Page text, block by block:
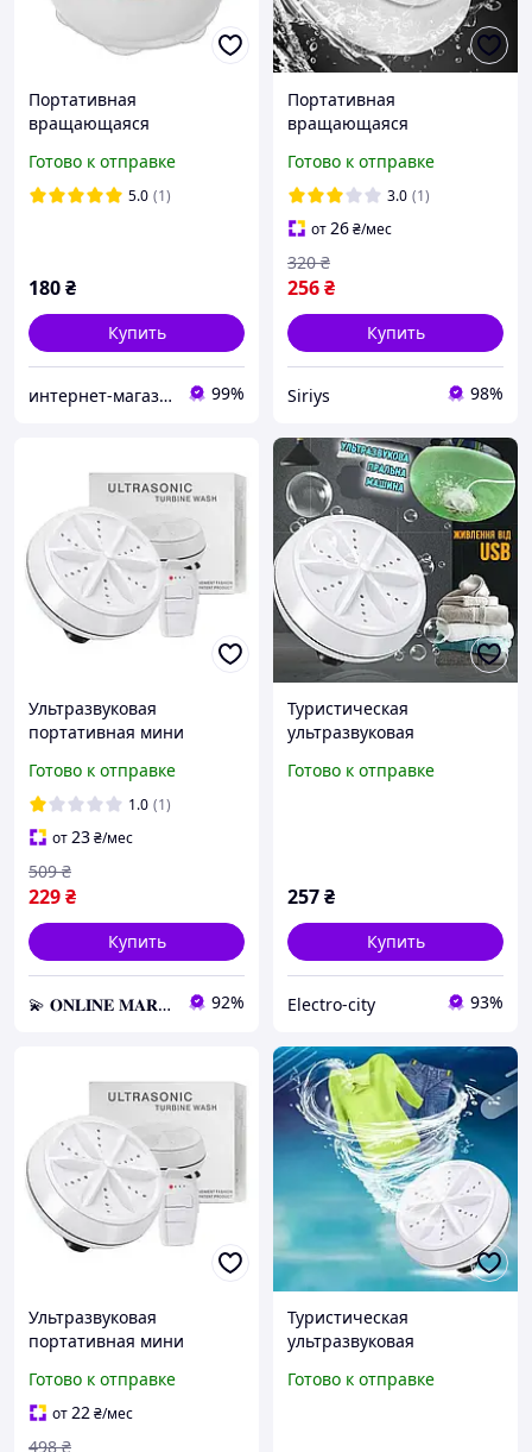
Портативная
вращающаяся
стиральная машинка
Mini Wash NJ-545 с
Готово к отправке
5.0 (1)
180₴
Купить
интернет-магазин "Оптовик" 99%
Портативная
вращающаяся
стиральная машинка
turbine wash 523-1 usb
Мини стиральные
машины
Готово к отправке
3.0 (1)
от26₴/мес
256₴
320 ₴
Купить
Siriys 98%
Ультразвуковая
портативная мини
Usltrasonic Turbine Wash
от USB и повербанка
Готово к отправке
1.0 (1)
от23₴/мес
229₴
509 ₴
Купить
💫 𝐎𝐍𝐋𝐈𝐍𝐄 𝐌𝐀𝐑𝐊𝐄𝐓 💫 – Актуальные товары по самым выгодным ценам! 92%
Туристическая
ультразвуковая
портативная мини Wash
Готово к отправке
257₴
Купить
Electro-city 93%
Ультразвуковая
портативная мини
Usltrasonic Turbine Wash
от USB и повербанка
Готово к отправке
от22₴/мес
498 ₴
Туристическая
ультразвуковая
портативная мини Wash
Готово к отправке